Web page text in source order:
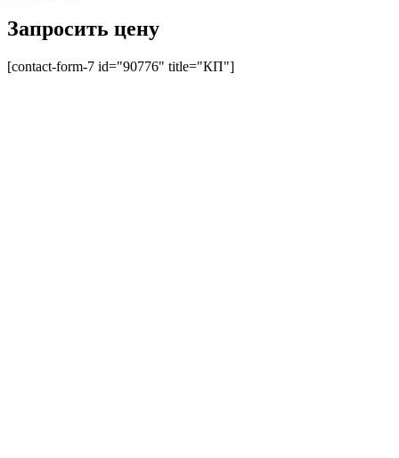
Запросить цену
[contact-form-7 id="90776" title="КП"]